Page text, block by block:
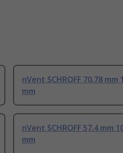
nVent SCHROFF 70.78 mm
mm
nVent SCHROFF 57.4 mm
mm